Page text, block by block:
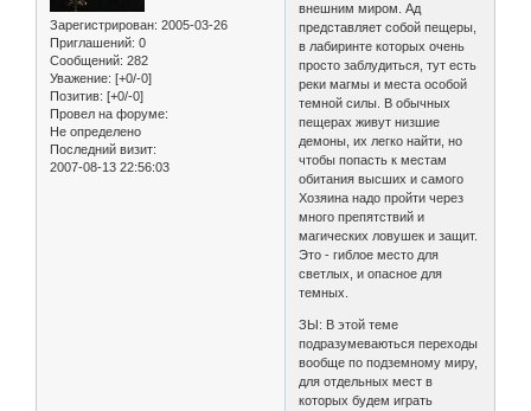
Зарегистрирован: 2005-03-26
Приглашений: 0
Сообщений: 282
Уважение: [+0/-0]
Позитив: [+0/-0]
Провел на форуме:
Не определено
Последний визит:
2007-08-13 22:56:03
внешним миром. Ад
представляет собой пещеры,
в лабиринте которых очень
просто заблудиться, тут есть
реки магмы и места особой
темной силы. В обычных
пещерах живут низшие
демоны, их легко найти, но
чтобы попасть к местам
обитания высших и самого
Хозяина надо пройти через
много препятствий и
магических ловушек и защит.
Это - гиблое место для
светлых, и опасное для
темных.
ЗЫ: В этой теме
подразумеваються переходы
вообще по подземному миру,
для отдельных мест в
которых будем играть